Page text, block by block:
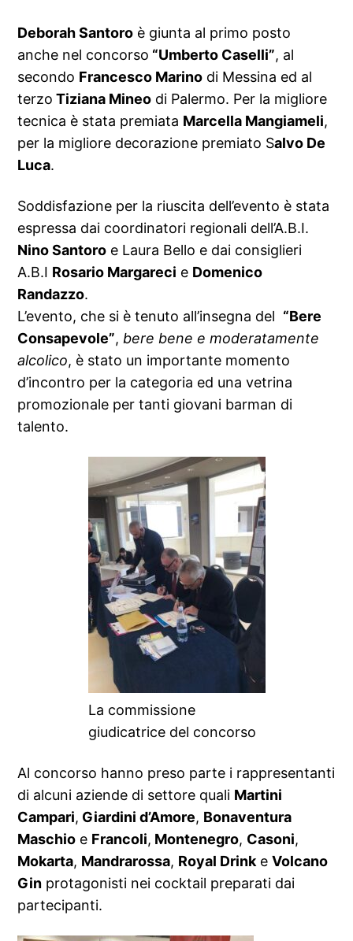
Deborah Santoro è giunta al primo posto
anche nel concorso “Umberto Caselli”, al
secondo Francesco Marino di Messina ed al
terzo Tiziana Mineo di Palermo. Per la migliore
tecnica è stata premiata Marcella Mangiameli,
per la migliore decorazione premiato Salvo De
Luca.
Soddisfazione per la riuscita dell’evento è stata
espressa dai coordinatori regionali dell’A.B.I.
Nino Santoro e Laura Bello e dai consiglieri
A.B.I Rosario Margareci e Domenico
Randazzo.
L’evento, che si è tenuto all’insegna del “Bere
Consapevole”, bere bene e moderatamente
alcolico, è stato un importante momento
d’incontro per la categoria ed una vetrina
promozionale per tanti giovani barman di
talento.
La commissione
giudicatrice del concorso
Al concorso hanno preso parte i rappresentanti
di alcuni aziende di settore quali Martini
Campari, Giardini d’Amore, Bonaventura
Maschio e Francoli, Montenegro, Casoni,
Mokarta, Mandrarossa, Royal DrinkeVolcano
Gin protagonisti nei cocktail preparati dai
partecipanti.